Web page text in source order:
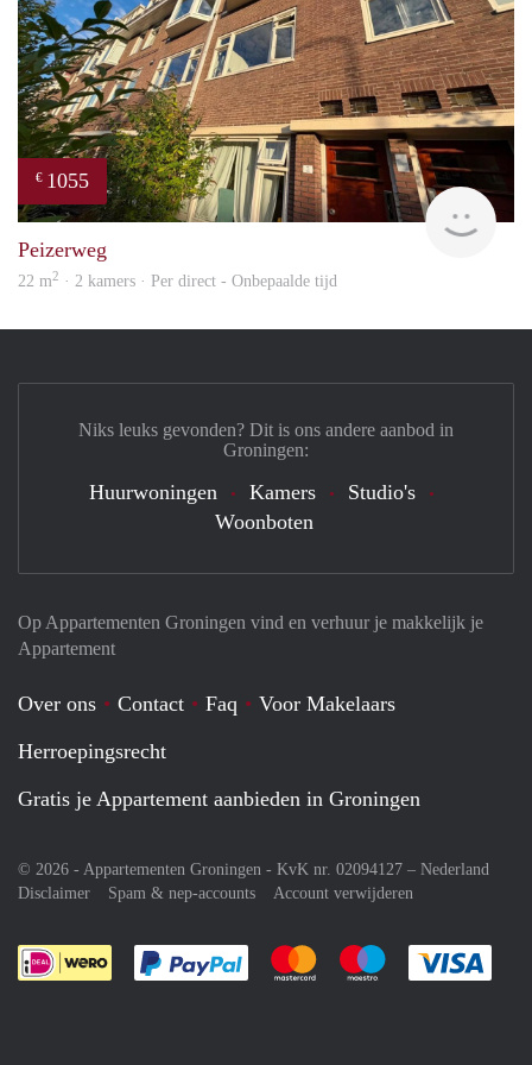
€ 1055
Peizerweg
22 m2 · 2 kamers · Per direct - Onbepaalde tijd
Op Appartementen Groningen vind en verhuur je makkelijk je
Appartement
Over ons Contact Faq
Voor Makelaars
Herroepingsrecht
Gratis je Appartement aanbieden in Groningen
© 2026 - Appartementen Groningen - KvK nr. 02094127 – Nederland
Disclaimer
Spam & nep-accounts Account verwijderen
Je rekent gemakkelijk af met Paypal
Je rekent gemakkelijk af met
Je rekent
Niks leuks gevonden? Dit is ons andere aanbod in
Groningen:
Huurwoningen Kamers
Studio's
Woonboten